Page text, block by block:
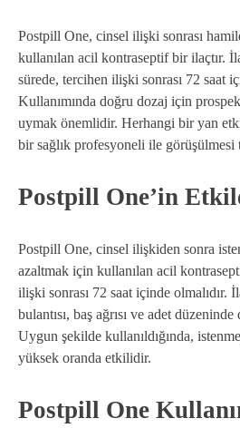
Postpill One, cinsel ilişki sonrası
kullanılan acil kontraseptif bir ilaçtır.
sürede, tercihen ilişki sonrası 72 saat
Kullanımında doğru dozaj için
uymak önemlidir. Herhangi bir yan
bir sağlık profesyoneli ile görüşülmesi
Postpill One’in
Postpill One, cinsel ilişkiden sonra
azaltmak için kullanılan acil
ilişki sonrası 72 saat içinde olmalıdır.
bulantısı, baş ağrısı ve adet
Uygun şekilde kullanıldığında,
yüksek oranda etkilidir.
Postpill One